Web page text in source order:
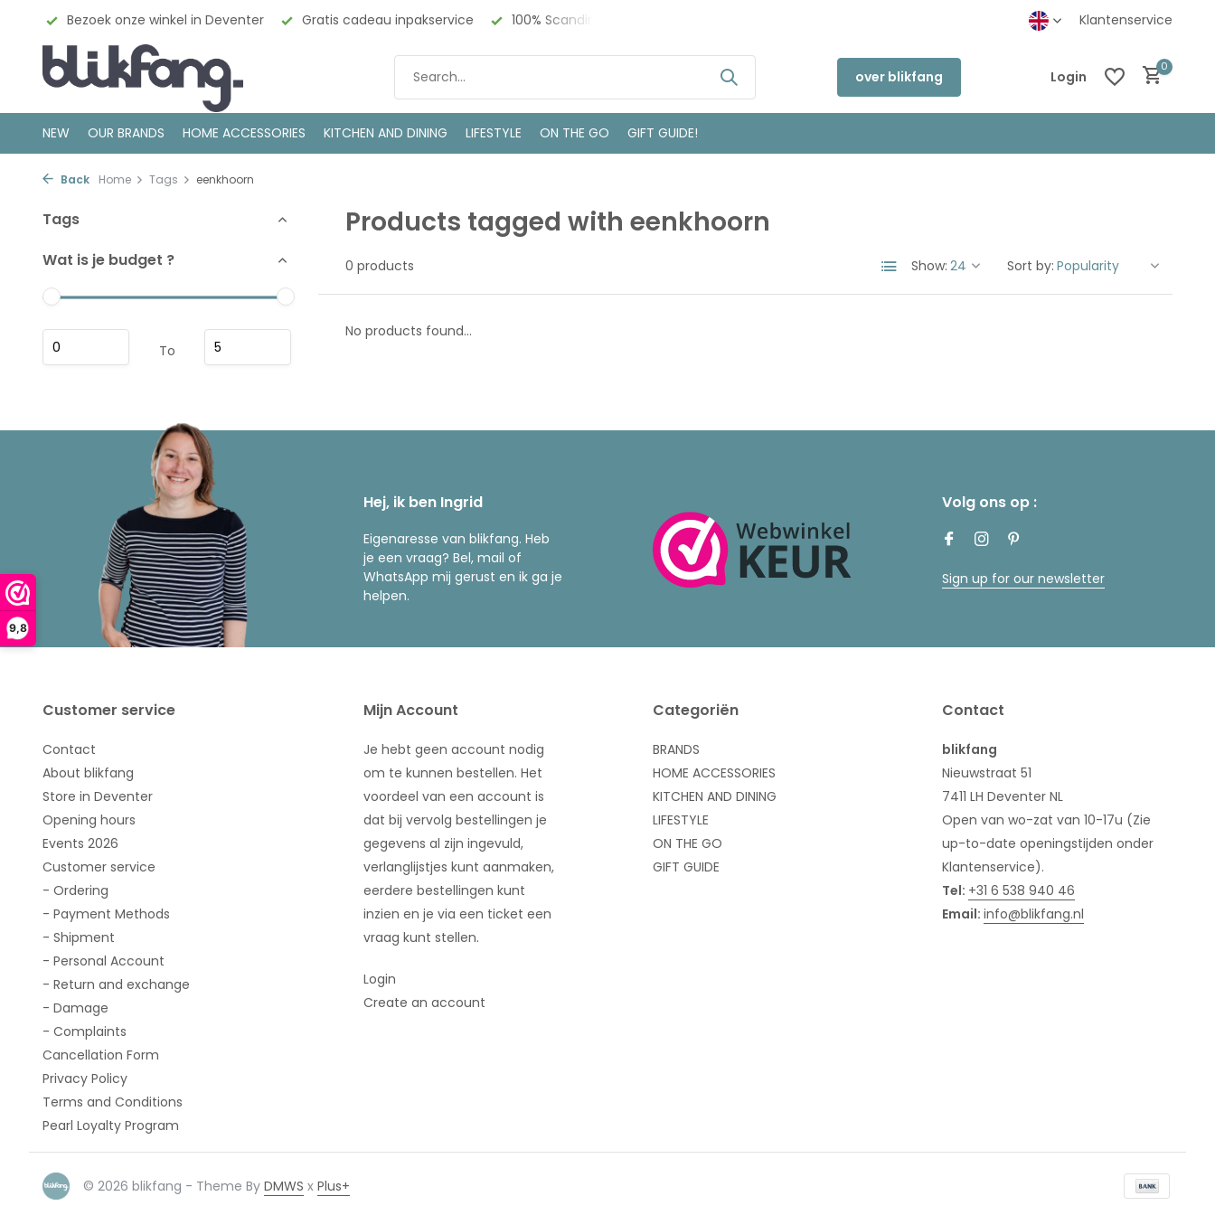
9,8
Bezoek onze winkel in Deventer Gratis cadeau inpakservice 100% Scandinavisch Design Klantenservice
over blikfang Login
0
NEW OUR BRANDS HOME ACCESSORIES KITCHEN AND DINING LIFESTYLE ON THE GO GIFT GUIDE!
Back Home Tags eenkhoorn
Tags
Wat is je budget ?
To
Products tagged with eenkhoorn
0 products Show: Sort by:
No products found...
Hej, ik ben Ingrid
Eigenaresse van blikfang. Heb
je een vraag? Bel, mail of
WhatsApp mij gerust en ik ga je
helpen.
Volg ons op :
Sign up for our newsletter
Customer service
Contact
About blikfang
Store in Deventer
Opening hours
Events 2026
Customer service
- Ordering
- Payment Methods
- Shipment
- Personal Account
- Return and exchange
- Damage
- Complaints
Cancellation Form
Privacy Policy
Terms and Conditions
Pearl Loyalty Program
Mijn Account
Je hebt geen account nodig
om te kunnen bestellen. Het
voordeel van een account is
dat bij vervolg bestellingen je
gegevens al zijn ingevuld,
verlanglijstjes kunt aanmaken,
eerdere bestellingen kunt
inzien en je via een ticket een
vraag kunt stellen.
Login
Create an account
Categoriën
BRANDS
HOME ACCESSORIES
KITCHEN AND DINING
LIFESTYLE
ON THE GO
GIFT GUIDE
Contact
blikfang
Nieuwstraat 51
7411 LH Deventer NL
Open van wo-zat van 10-17u (Zie
up-to-date openingstijden onder
Klantenservice).
Tel: +31 6 538 940 46
Email: info@blikfang.nl
© 2026 blikfang - Theme By DMWS x Plus+